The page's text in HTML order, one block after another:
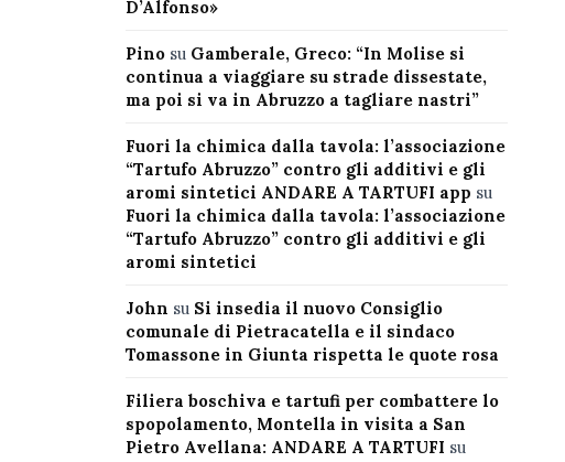
D’Alfonso»
Pinosu Gamberale, Greco: “In Molise si
continua a viaggiare su strade dissestate,
ma poi si va in Abruzzo a tagliare nastri”
Fuori la chimica dalla tavola: l’associazione
“Tartufo Abruzzo” contro gli additivi e gli
aromi sintetici ANDARE A TARTUFI app su
Fuori la chimica dalla tavola: l’associazione
“Tartufo Abruzzo” contro gli additivi e gli
aromi sintetici
John su Si insedia il nuovo Consiglio
comunale di Pietracatella e il sindaco
Tomassone in Giunta rispetta le quote rosa
Filiera boschiva e tartufi per combattere lo
spopolamento, Montella in visita a San
Pietro Avellana: ANDARE A TARTUFI su